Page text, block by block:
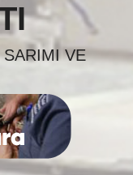
VE